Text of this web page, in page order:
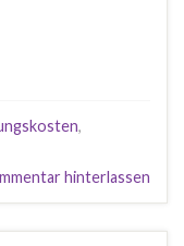
,
hinterlassen